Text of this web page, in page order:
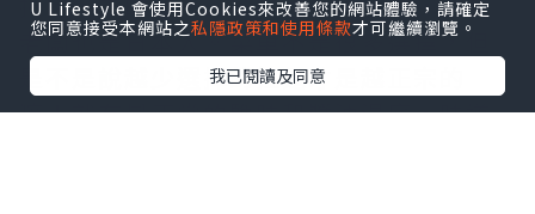
老闆也是日本人。菜單不是很多選擇，但
是不是說越少選擇的拉麵才是越正宗的
嘛！就有最正常的鹽味和醬油湯底，味道
U Lifestyle 會使用Cookies來改善您的網站體驗，請確定
您同意接受本網站之私隱政策和使用條款才可繼續瀏覽。
我已閱讀及同意